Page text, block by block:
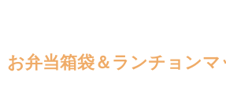
お弁当箱袋＆ランチョンマ